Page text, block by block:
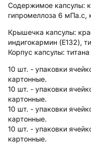
Содержимое капсулы:
гипромеллоза 6 мПа.с,
Крышечка капсулы:
индигокармин (E132),
Корпус капсулы:
10 шт. - упаковки
картонные.
10 шт. - упаковки
картонные.
10 шт. - упаковки
картонные.
10 шт. - упаковки
картонные.